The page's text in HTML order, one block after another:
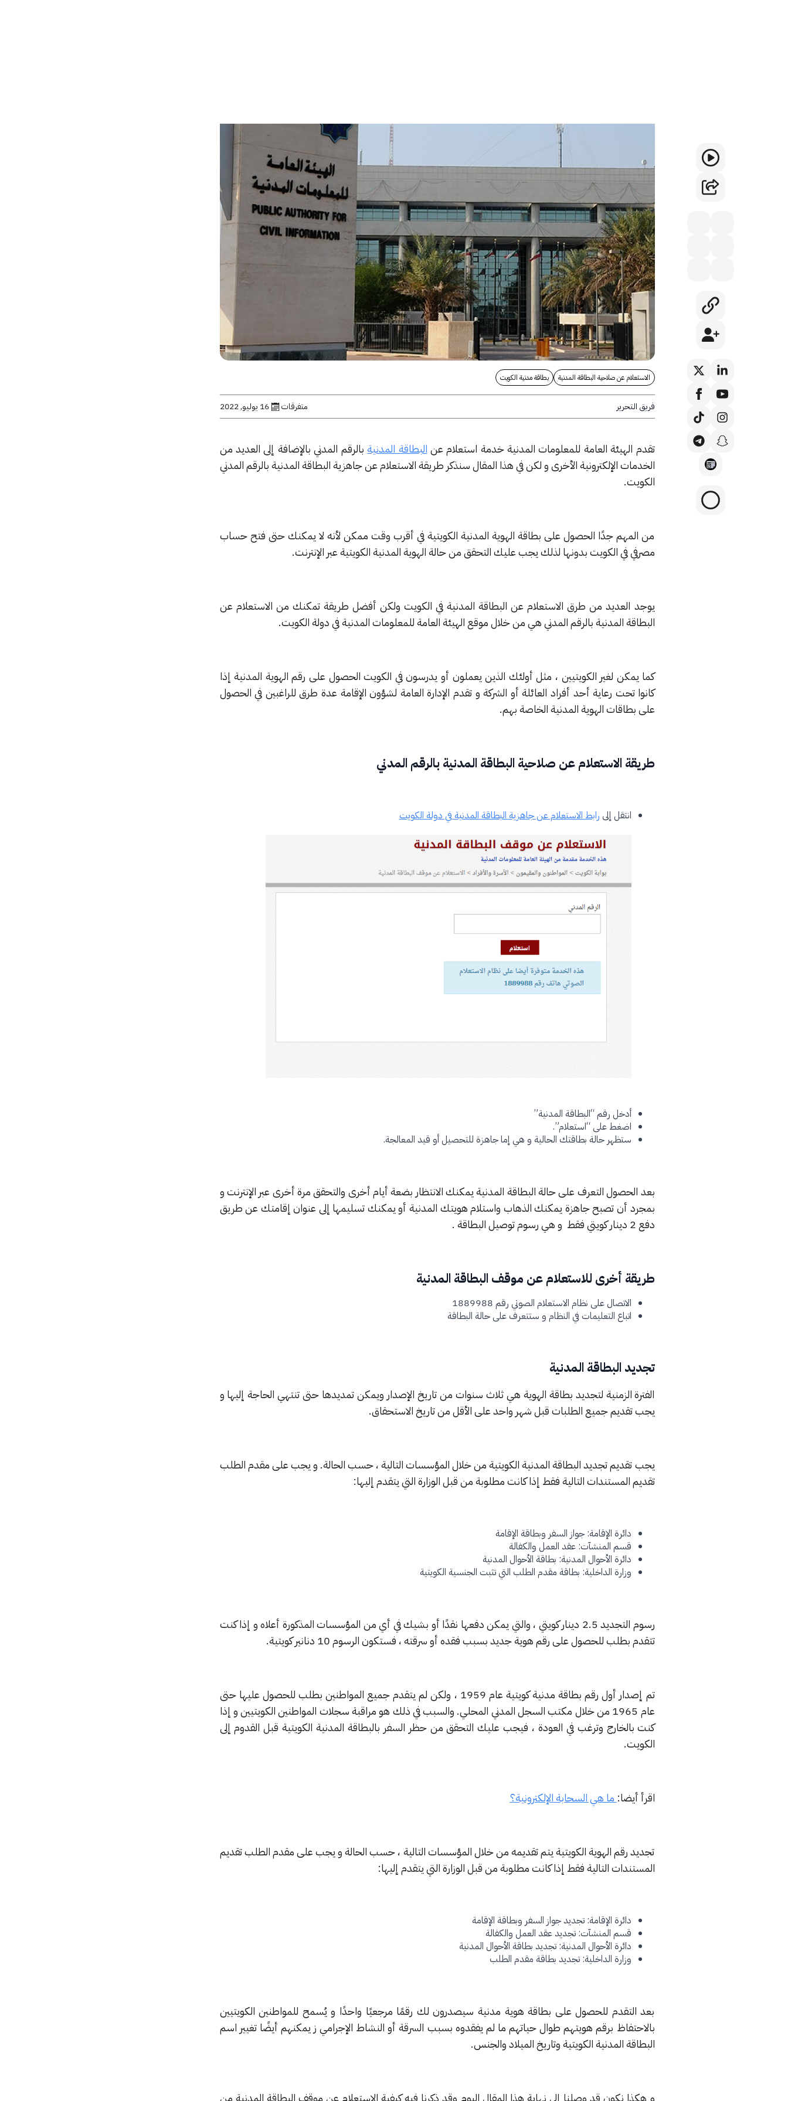
الاستعلام عن صلاحية البطاقة المدنية بطاقة مدنية الكويت
فريق التحرير متفرقات 16 يوليو, 2022
تقدم الهيئة العامة للمعلومات المدنية خدمة استعلام عن البطاقة المدنيةبالرقم المدني بالإضافة إلى العديد من
الخدمات الإلكترونية الأخرى و لكن في هذا المقال سنذكر طريقة الاستعلام عن جاهزية البطاقة المدنية بالرقم المدني
الكويت.
من المهم جدًا الحصول على بطاقة الهوية المدنية الكويتية في أقرب وقت ممكن لأنه لا يمكنك حتى فتح حساب
مصرفي في الكويت بدونها لذلك يجب عليك التحقق من حالة الهوية المدنية الكويتية عبر الإنترنت.
يوجد العديد من طرق الاستعلام عن البطاقة المدنية في الكويت ولكن أفضل طريقة تمكنك من الاستعلام عن
البطاقة المدنية بالرقم المدني هي من خلال موقع الهيئة العامة للمعلومات المدنية في دولة الكويت.
كما يمكن لغير الكويتيين ، مثل أولئك الذين يعملون أو يدرسون في الكويت الحصول على رقم الهوية المدنية إذا
كانوا تحت رعاية أحد أفراد العائلة أو الشركة و تقدم الإدارة العامة لشؤون الإقامة عدة طرق للراغبين في الحصول
على بطاقات الهوية المدنية الخاصة بهم.
طريقة الاستعلام عن صلاحية البطاقة المدنية بالرقم المدني
انتقل إلى رابط الاستعلام عن جاهزية البطاقة المدنية في دولة الكويت
أدخل رقم “البطاقة المدنية”
اضغط على “استعلام”.
ستظهر حالة بطاقتك الحالية و هي إما جاهزة للتحصيل أو قيد المعالجة.
بعد الحصول التعرف على حالة البطاقة المدنية يمكنك الانتظار بضعة أيام أخرى والتحقق مرة أخرى عبر الإنترنت و
بمجرد أن تصبح جاهزة يمكنك الذهاب واستلام هويتك المدنية أو يمكنك تسليمها إلى عنوان إقامتك عن طريق
دفع 2 دينار كويتي فقط و هي رسوم توصيل البطاقة .
طريقة أخرى للاستعلام عن موقف البطاقة المدنية
الاتصال على نظام الاستعلام الصوتي رقم 1889988
اتباع التعليمات في النظام و ستتعرف على حالة البطاقة
تجديد البطاقة المدنية
الفترة الزمنية لتجديد بطاقة الهوية هي ثلاث سنوات من تاريخ الإصدار ويمكن تمديدها حتى تنتهي الحاجة إليها و
يجب تقديم جميع الطلبات قبل شهر واحد على الأقل من تاريخ الاستحقاق.
يجب تقديم تجديد البطاقة المدنية الكويتية من خلال المؤسسات التالية ، حسب الحالة. و يجب على مقدم الطلب
تقديم المستندات التالية فقط إذا كانت مطلوبة من قبل الوزارة التي يتقدم إليها:
دائرة الإقامة: جواز السفر وبطاقة الإقامة
قسم المنشآت: عقد العمل والكفالة
دائرة الأحوال المدنية: بطاقة الأحوال المدنية
وزارة الداخلية: بطاقة مقدم الطلب التي تثبت الجنسية الكويتية
رسوم التجديد 2.5 دينار كويتي ، والتي يمكن دفعها نقدًا أو بشيك في أي من المؤسسات المذكورة أعلاه و إذا كنت
تتقدم بطلب للحصول على رقم هوية جديد بسبب فقده أو سرقته ، فستكون الرسوم 10 دنانير كويتية.
تم إصدار أول رقم بطاقة مدنية كويتية عام 1959 ، ولكن لم يتقدم جميع المواطنين بطلب للحصول عليها حتى
عام 1965 من خلال مكتب السجل المدني المحلي. والسبب في ذلك هو مراقبة سجلات المواطنين الكويتيين و إذا
كنت بالخارج وترغب في العودة ، فيجب عليك التحقق من حظر السفر بالبطاقة المدنية الكويتية قبل القدوم إلى
الكويت.
اقرأ أيضا: ما هي السحابة الإلكترونية؟
تجديد رقم الهوية الكويتية يتم تقديمه من خلال المؤسسات التالية ، حسب الحالة و يجب على مقدم الطلب تقديم
المستندات التالية فقط إذا كانت مطلوبة من قبل الوزارة التي يتقدم إليها:
دائرة الإقامة: تجديد جواز السفر وبطاقة الإقامة
قسم المنشآت: تجديد عقد العمل والكفالة
دائرة الأحوال المدنية: تجديد بطاقة الأحوال المدنية
وزارة الداخلية: تجديد بطاقة مقدم الطلب
بعد التقدم للحصول على بطاقة هوية مدنية سيصدرون لك رقمًا مرجعيًا واحدًا و يُسمح للمواطنين الكويتيين
بالاحتفاظ برقم هويتهم طوال حياتهم ما لم يفقدوه بسبب السرقة أو النشاط الإجرامي ز يمكنهم أيضًا تغيير اسم
البطاقة المدنية الكويتية وتاريخ الميلاد والجنس.
و هكذا نكون قد وصلنا إلى نهاية هذا المقال اليوم وقد ذكرنا فيه كيفية الاستعلام عن موقف البطاقة المدنية من